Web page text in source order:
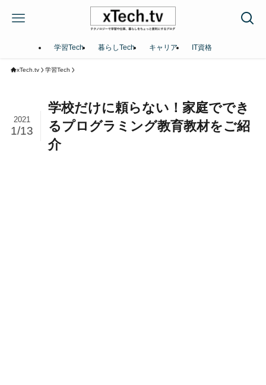
学習Tech 暮らしTech キャリア IT資格
xTech.tv 学習Tech
学校だけに頼らない！家庭ででき
るプログラミング教育教材をご紹
介
2021
1/13